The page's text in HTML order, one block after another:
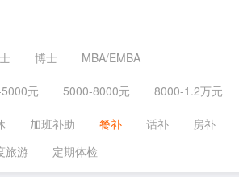
博士
MBA/EMBA
元 5000-8000元 8000-1.2万元
加班补助 餐补 话补 房补
旅游 定期体检